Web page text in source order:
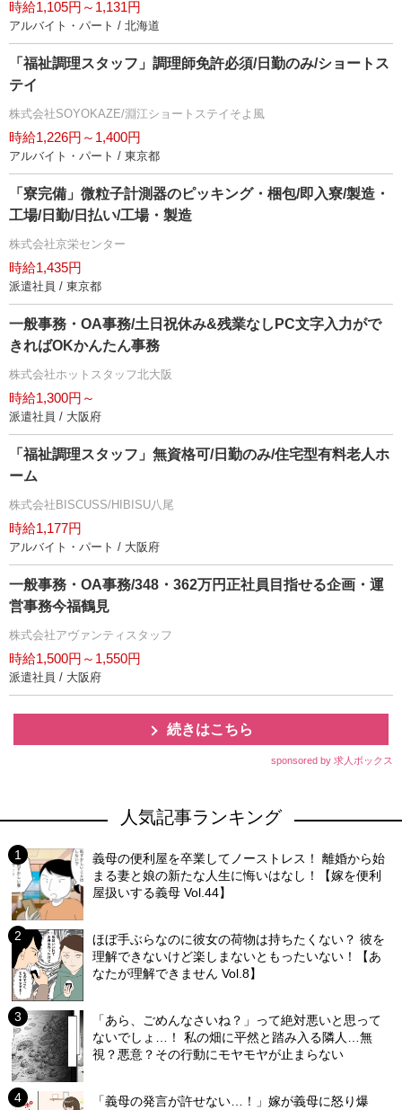
時給1,105円～1,131円
アルバイト・パート / 北海道
「福祉調理スタッフ」調理師免許必須/日勤のみ/ショートス
テイ
株式会社SOYOKAZE/淵江ショートステイそよ風
時給1,226円～1,400円
アルバイト・パート / 東京都
「寮完備」微粒子計測器のピッキング・梱包/即入寮/製造・
工場/日勤/日払い/工場・製造
株式会社京栄センター
時給1,435円
派遣社員 / 東京都
一般事務・OA事務/土日祝休み&残業なしPC文字入力がで
きればOKかんたん事務
株式会社ホットスタッフ北大阪
時給1,300円～
派遣社員 / 大阪府
「福祉調理スタッフ」無資格可/日勤のみ/住宅型有料老人ホ
ーム
株式会社BISCUSS/HIBISU八尾
時給1,177円
アルバイト・パート / 大阪府
一般事務・OA事務/348・362万円正社員目指せる企画・運
営事務今福鶴見
株式会社アヴァンティスタッフ
時給1,500円～1,550円
派遣社員 / 大阪府
続きはこちら
sponsored by 求人ボックス
人気記事ランキング
義母の便利屋を卒業してノーストレス！ 離婚から始
まる妻と娘の新たな人生に悔いはなし！【嫁を便利
屋扱いする義母 Vol.44】
ほぼ手ぶらなのに彼女の荷物は持ちたくない？ 彼を
理解できないけど楽しまないともったいない！【あ
なたが理解できません Vol.8】
「あら、ごめんなさいね？」って絶対悪いと思って
ないでしょ…！ 私の畑に平然と踏み入る隣人…無
視？悪意？その行動にモヤモヤが止まらない
「義母の発言が許せない…！」嫁が義母に怒り爆